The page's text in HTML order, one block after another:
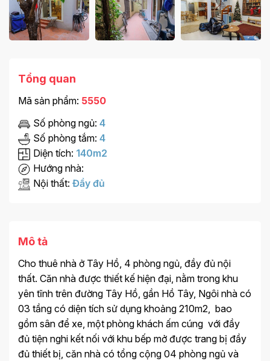
Tổng quan
Mã sản phẩm: 5550
Số phòng ngủ: 4
Số phòng tắm: 4
Diện tích: 140m2
Hướng nhà:
Nội thất: Đầy đủ
Mô tả
Cho thuê nhà ở Tây Hồ, 4 phòng ngủ, đầy đủ nội
thất. Căn nhà được thiết kế hiện đại, nằm trong khu
yên tĩnh trên đường Tây Hồ, gần Hồ Tây, Ngôi nhà có
03 tầng có diện tích sử dụng khoảng 210m2, bao
gồm sân để xe, một phòng khách ấm cúng với đầy
đủ tiện nghi kết nối với khu bếp mở được trang bị đầy
đủ thiết bị, căn nhà có tổng cộng 04 phòng ngủ và